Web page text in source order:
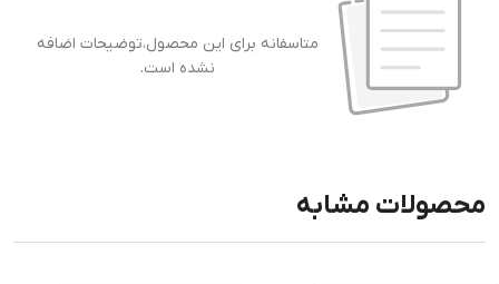
متاسفانه برای این محصول،توضیحات اضافه
نشده است.
محصولات مشابه